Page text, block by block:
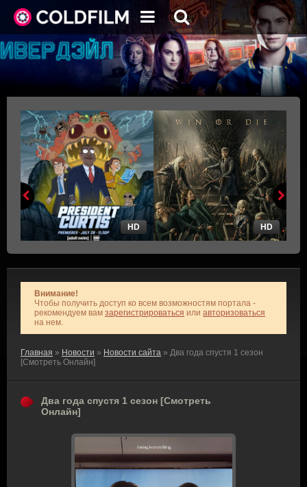
HD HD
Внимание!
Чтобы получить доступ ко всем возможностям портала -
рекомендуем вам зарегистрироваться или авторизоваться
на нем.
Главная » Новости » Новости сайта » Два года спустя 1 сезон
[Смотреть Онлайн]
Два года спустя 1 сезон [Смотреть
Онлайн]